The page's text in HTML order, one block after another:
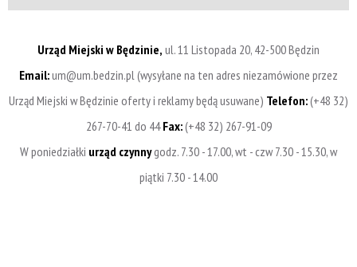
Urząd Miejski w Będzinie, ul. 11 Listopada 20, 42-500 Będzin
Email:um@um.bedzin.pl (wysyłane na ten adres niezamówione przez
Urząd Miejski w Będzinie oferty i reklamy będą usuwane) Telefon:(+48 32)
267-70-41 do 44Fax:(+48 32) 267-91-09
W poniedziałki urząd czynnygodz. 7.30 - 17.00, wt - czw 7.30 - 15.30, w
piątki 7.30 - 14.00